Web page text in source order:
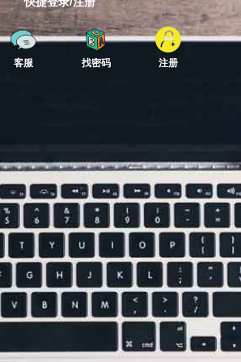
客服 找密码 注册